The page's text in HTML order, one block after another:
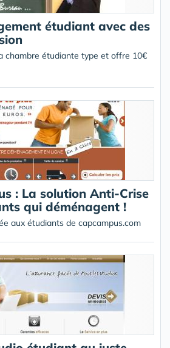
étudiant avec des
chambre étudiante type et offre 10€
: La solution Anti-Crise
qui déménagent !
aux étudiants de capcampus.com